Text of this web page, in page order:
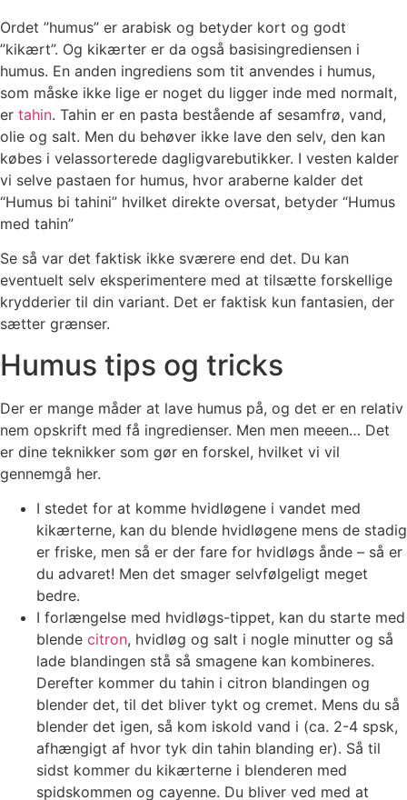
Ordet ”humus” er arabisk og betyder kort og godt
”kikært”. Og kikærter er da også basisingrediensen i
humus. En anden ingrediens som tit anvendes i humus,
som måske ikke lige er noget du ligger inde med normalt,
er tahin. Tahin er en pasta bestående af sesamfrø, vand,
olie og salt. Men du behøver ikke lave den selv, den kan
købes i velassorterede dagligvarebutikker. I vesten kalder
vi selve pastaen for humus, hvor araberne kalder det
“Humus bi tahini” hvilket direkte oversat, betyder “Humus
med tahin”
Se så var det faktisk ikke sværere end det. Du kan
eventuelt selv eksperimentere med at tilsætte forskellige
krydderier til din variant. Det er faktisk kun fantasien, der
sætter grænser.
Humus tips og tricks
Der er mange måder at lave humus på, og det er en relativ
nem opskrift med få ingredienser. Men men meeen… Det
er dine teknikker som gør en forskel, hvilket vi vil
gennemgå her.
I stedet for at komme hvidløgene i vandet med
kikærterne, kan du blende hvidløgene mens de stadig
er friske, men så er der fare for hvidløgs ånde – så er
du advaret! Men det smager selvfølgeligt meget
bedre.
I forlængelse med hvidløgs-tippet, kan du starte med
blende citron, hvidløg og salt i nogle minutter og så
lade blandingen stå så smagene kan kombineres.
Derefter kommer du tahin i citron blandingen og
blender det, til det bliver tykt og cremet. Mens du så
blender det igen, så kom iskold vand i (ca. 2-4 spsk,
afhængigt af hvor tyk din tahin blanding er). Så til
sidst kommer du kikærterne i blenderen med
spidskommen og cayenne. Du bliver ved med at